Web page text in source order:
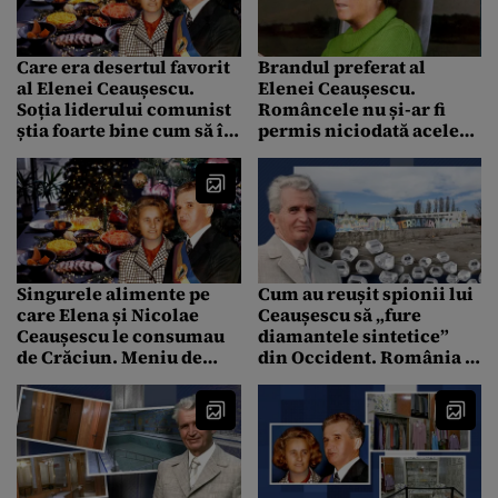
Care era desertul favorit
al Elenei Ceaușescu.
Soția liderului comunist
știa foarte bine cum să îl
o rețetă secretă
Brandul preferat al
Elenei Ceaușescu.
Româncele nu și-ar fi
permis niciodată acele
soției lui Nicolae
Ceaușescu
Singurele alimente pe
care Elena și Nicolae
Ceaușescu le consumau
de Crăciun. Meniu de
festivă
Cum au reușit spionii lui
Ceaușescu să „fure
diamantele sintetice”
din Occident. România a
diamante sintetice din
Europa de Sud-Est